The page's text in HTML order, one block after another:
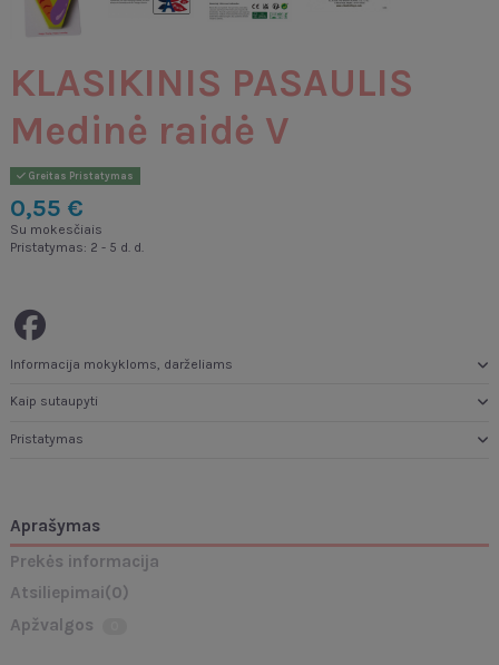
KLASIKINIS PASAULIS
Medinė raidė V
Greitas Pristatymas
0,55 €
Su mokesčiais
Pristatymas: 2 - 5 d. d.
Informacija mokykloms, darželiams
Kaip sutaupyti
Pristatymas
Aprašymas
Prekės informacija
Atsiliepimai(0)
Apžvalgos